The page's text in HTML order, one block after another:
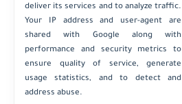
deliver its services and to analyze traffic.
Your IP address and user-agent are
shared with Google along with
performance and security metrics to
ensure quality of service, generate
usage statistics, and to detect and
address abuse.